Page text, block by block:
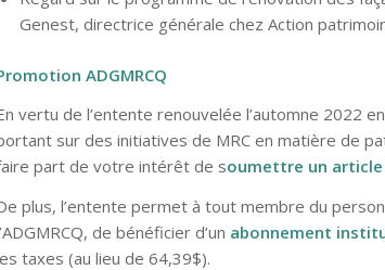
Genest, directrice générale chez Action
ADGMRCQ
vertu de l’entente renouvelée l’automne 2022
sur des initiatives de MRC en matière de
part de votre intérêt de soumettre un article
plus, l’entente permet à tout membre du
de bénéficier d’un abonnement
taxes (au lieu de 64,39$).